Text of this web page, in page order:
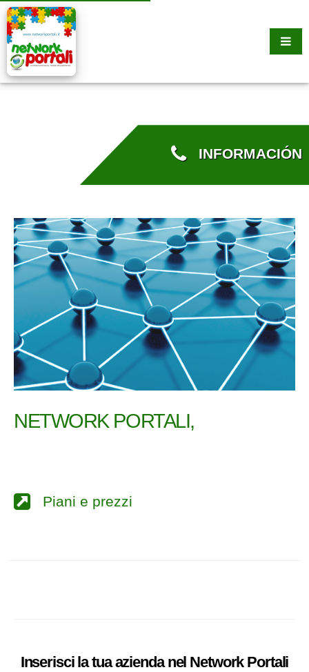
INFORMACIÓN
NETWORK PORTALI,
Piani e prezzi
Inserisci la tua azienda nel NetworkPortali